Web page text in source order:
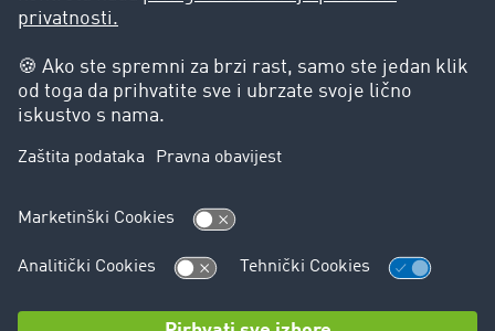
pouzda se u TIMOCOM Road
Freight Marketplace
Legal Notice | Data Protection